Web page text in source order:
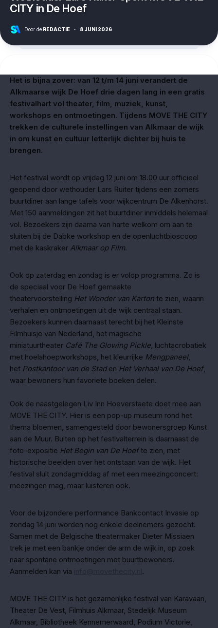
CITY in De Hoef
Door de REDACTIE · 8 JUNI 2026
Het is bijna zover: van 12 t/m 14 juni verandert de
Alkmaarse wijk De Hoef drie dagen lang in een gratis
festivalhart vol theater, film, muziek, kunst,
workshops en ontmoetingen. Tijdens MOVE THE CITY
trekken de culturele instellingen van Alkmaar de wijk
in om kunst en cultuur letterlijk dichter bij huis te
brengen.
Het festival wordt op vrijdag 12 juni om 18.00 uur officieel
geopend door wethouder Lars Ruiter tijdens een zomers
buurtdiner aan lange tafels voor wijkcentrum De Alkenhorst.
Met 150 aanmeldingen zit het buurtdiner inmiddels helemaal
vol. Bezoekers zijn daarna van harte welkom om aan te
sluiten bij de Dabke workshop en de openluchtbioscoop
met de kaskraker Alkmaar op Film.
Ook op zaterdag en zondag is er volop programma. Zo is
de speciaal voor De Hoef gemaakte
theatervoorstelling Het Wonder van Karton te zien, waarin
verhalen en ontmoetingen uit de wijk centraal staan.
Bezoekers kunnen daarnaast terecht bij het Kleinste
Filmhuisje van Nederland, het magische
miniatuurtheater Café The Glowing Pickle, luchtacrobatiek
met hoelahoepworkshops, het kleurrijke Mengpaneel,
het Postkantoor van de Staden Het Verhaal van De Hoef,
waar bewoners hun favoriete boeken delen.
Ook de naastgelegen Liv Inn Hoeverstaete doet mee aan
MOVE THE CITY. Hier is een pop-up museum rond het
thema bloemen, samengesteld door bewonersgroep Kunst
aan de Muur. Buiten op het festivalterrein is daarnaast de
foto-expositie Het Begin van De Hoefte zien, met
historische beelden over het ontstaan van de wijk. Het
festival sluit zondagmiddag af met een meezingconcert:
meezingen mag, maar luisteren ook.
Voor de bijzondere performance Bankcontact Invasie op
zondag 14 juni worden nog enkele deelnemers gezocht.
Samen met de Belgische theatermaker Dieter Missiaen
trek je met een bankje onder de arm de wijk in, op zoek
naar spontane ontmoetingen met buurtbewoners.
Aanmelden kan via
.
MOVE THE CITY is het gezamenlijke festival van Karavaan,
Theater De Vest, Filmhuis Alkmaar, Stedelijk Museum
Alkmaar, Bibliotheek Kennemerwaard, Podium Victorie,